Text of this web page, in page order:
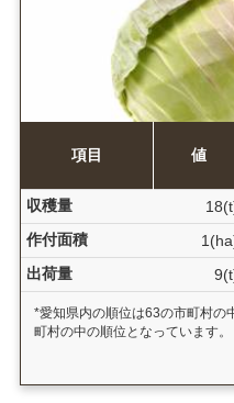
項目 値
収穫量
作付面積
出荷量
*愛知県内の順位は63の市町村の
町村の中の順位となっています。